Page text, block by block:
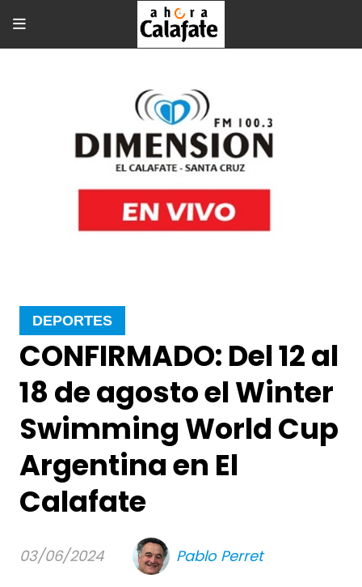
CONFIRMADO: Del 12 al
18 de agosto el Winter
Swimming World Cup
Argentina en El
Calafate
DEPORTES
03/06/2024 Pablo Perret